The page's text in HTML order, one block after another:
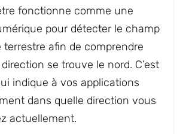
fonctionne comme une
pour détecter le champ
terrestre afin de comprendre
se trouve le nord. C’est
indique à vos applications
dans quelle direction vous
actuellement.